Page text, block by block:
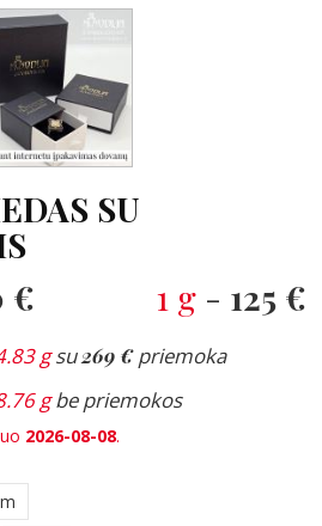
SU
€ 1 g - 125 €
gsu269 €priemoka
gbe priemokos
2026-08-08.